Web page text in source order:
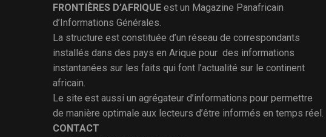
FRONTIÈRES D’AFRIQUE est un Magazine Panafricain
d’Informations Générales.
La structure est constituée d’un réseau de correspondants
installés dans des pays en Arique pour des informations
instantanées sur les faits qui font l’actualité sur le continent
africain.
Le site est aussi un agrégateur d’informations pour permettre
de manière optimale aux lecteurs d’être informés en temps réel.
CONTACT